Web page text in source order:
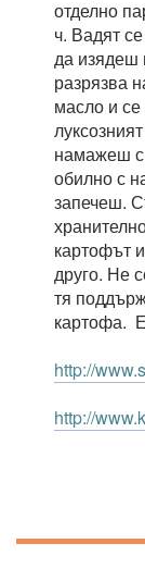
отделно
ч. Вадят
да изядеш
разрязва
масло и
намажеш с
обилно с
запечеш.
картофът
друго. Не
тя
картофа.
http://
http://